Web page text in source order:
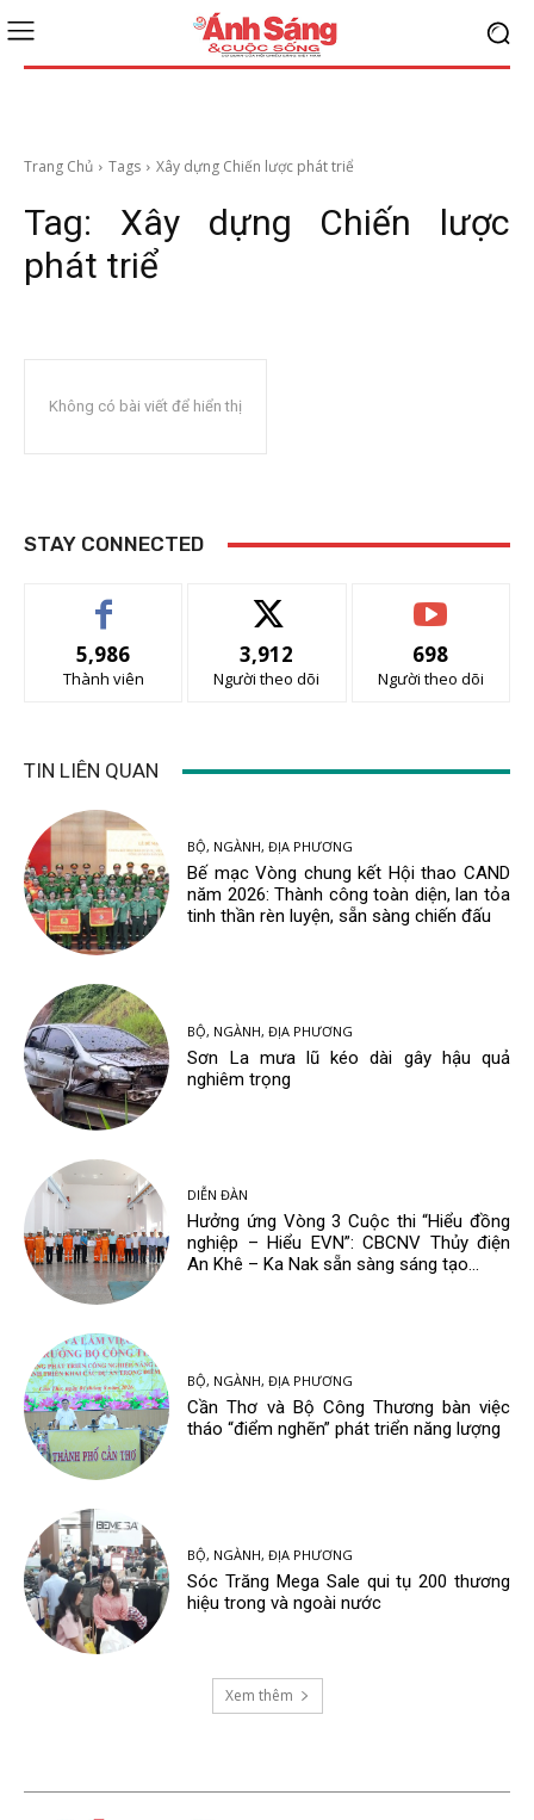
Trang Chủ Tags Xây dựng Chiến lược phát triể
Tag: Xây dựng Chiến lược
phát triể
Không có bài viết để hiển thị
STAY CONNECTED
5,986
Thành viên
3,912
Người theo dõi
698
Người theo dõi
TIN LIÊN QUAN
BỘ, NGÀNH, ĐỊA PHƯƠNG
Bế mạc Vòng chung kết Hội thao CAND
năm 2026: Thành công toàn diện, lan tỏa
tinh thần rèn luyện, sẵn sàng chiến đấu
BỘ, NGÀNH, ĐỊA PHƯƠNG
Sơn La mưa lũ kéo dài gây hậu quả
nghiêm trọng
DIỄN ĐÀN
Hưởng ứng Vòng 3 Cuộc thi “Hiểu đồng
nghiệp – Hiểu EVN”: CBCNV Thủy điện
An Khê – Ka Nak sẵn sàng sáng tạo...
BỘ, NGÀNH, ĐỊA PHƯƠNG
Cần Thơ và Bộ Công Thương bàn việc
tháo “điểm nghẽn” phát triển năng lượng
BỘ, NGÀNH, ĐỊA PHƯƠNG
Sóc Trăng Mega Sale qui tụ 200 thương
hiệu trong và ngoài nước
Xem thêm